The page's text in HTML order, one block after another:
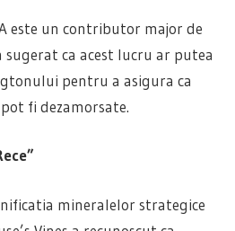
este un contributor major de
ca acest lucru ar putea
pentru a asigura ca
fi dezamorsate.
mineralelor strategice